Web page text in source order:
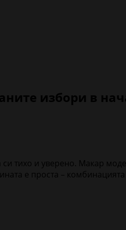
избори в
тихо и уверено. Макар
е проста –